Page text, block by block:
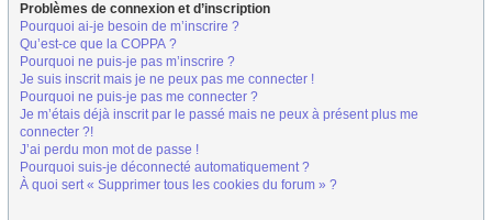
Problèmes de connexion et d’inscription
Pourquoi ai-je besoin de m’inscrire ?
Qu’est-ce que la COPPA ?
Pourquoi ne puis-je pas m’inscrire ?
Je suis inscrit mais je ne peux pas me connecter !
Pourquoi ne puis-je pas me connecter ?
Je m’étais déjà inscrit par le passé mais ne peux à présent plus me
connecter ?!
J’ai perdu mon mot de passe !
Pourquoi suis-je déconnecté automatiquement ?
À quoi sert « Supprimer tous les cookies du forum » ?